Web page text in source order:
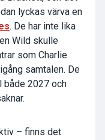
lyckas värva en
. De har inte lika
Wild skulle
som Charlie
samtalen. De
både 2027 och
– finns det